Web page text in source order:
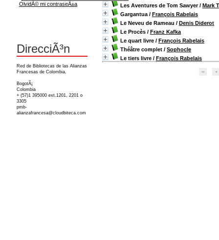
Les Aventures de Tom Sawyer/ Mark
Gargantua / François Rabelais
Le Neveu de Rameau / Denis Diderot
Le Procès / Franz Kafka
Le quart livre / François Rabelais
Théâtre complet / Sophocle
Le tiers livre / François Rabelais
OlvidÃ© mi contraseÃ±a
DirecciÃ³n
Red de Bibliotecas de las Alianzas
Francesas de Colombia.
BogotÃ¡
Colombia
+ (57)1 395000 ext.1201, 2201 o
3305
pmb-
alianzafrancesa@cloudbiteca.com